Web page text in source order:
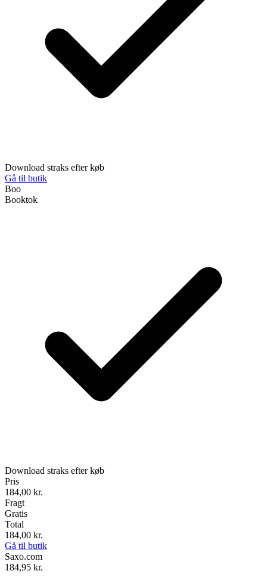
Download straks efter køb
Gå til butik
Boo
Booktok
Download straks efter køb
Pris
184,00 kr.
Fragt
Gratis
Total
184,00 kr.
Gå til butik
Saxo.com
184,95 kr.